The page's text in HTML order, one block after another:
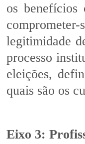
os benefícios
legitimidade
processo
eleições,
quais são os
Eixo 3: